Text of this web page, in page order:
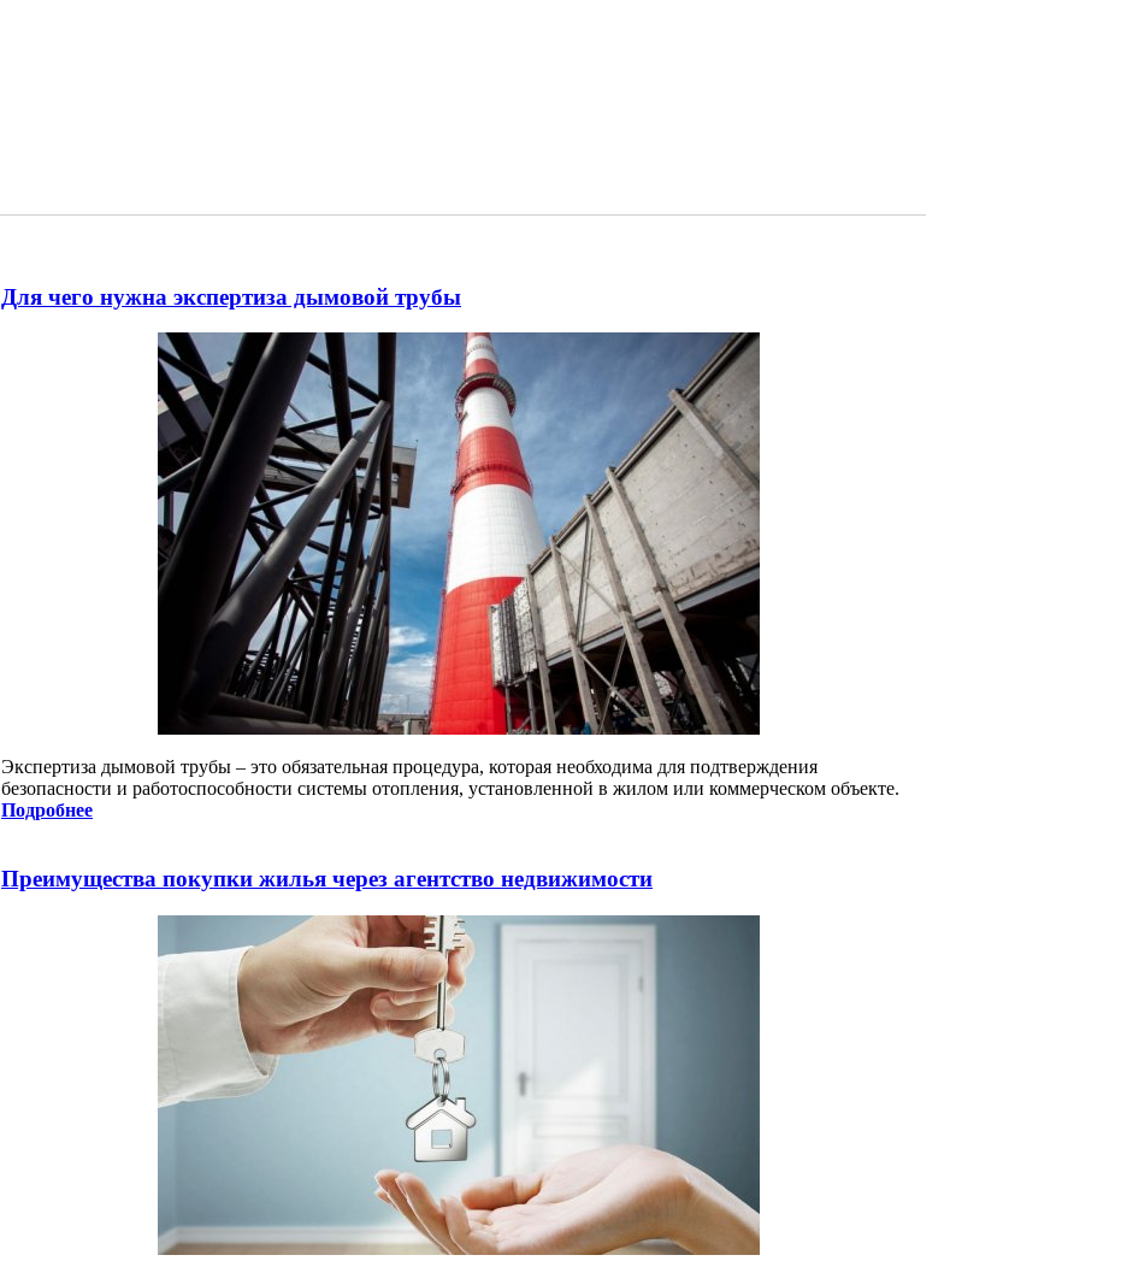
Для чего нужна экспертиза дымовой трубы
Экспертиза дымовой трубы – это обязательная процедура, которая необходима для подтверждения
безопасности и работоспособности системы отопления, установленной в жилом или коммерческом объекте.
Подробнее
Преимущества покупки жилья через агентство недвижимости